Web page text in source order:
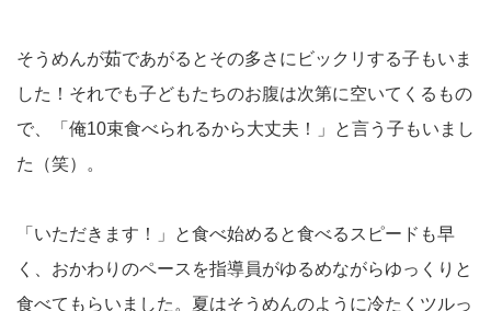
そうめんが茹であがるとその多さにビックリする子もいま
した！それでも子どもたちのお腹は次第に空いてくるもの
で、「俺10束食べられるから大丈夫！」と言う子もいまし
た（笑）。
「いただきます！」と食べ始めると食べるスピードも早
く、おかわりのペースを指導員がゆるめながらゆっくりと
食べてもらいました。夏はそうめんのように冷たくツルっ